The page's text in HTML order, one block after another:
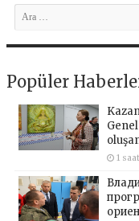
Popüler
1